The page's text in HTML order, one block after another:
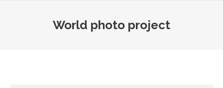
World photo project